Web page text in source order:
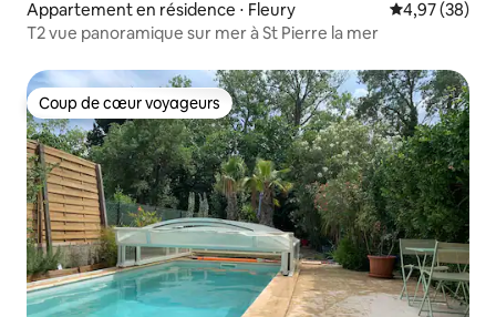
Appartement en résidence ⋅ Fleury Évaluation
4,97 (38)
T2 vue panoramique sur mer à St Pierre la mer
Coup de cœur voyageurs
Coup de cœur voyageurs